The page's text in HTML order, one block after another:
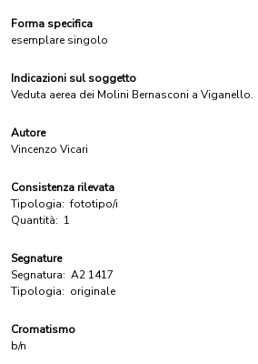
Forma specifica
esemplare singolo
Indicazioni sul soggetto
Veduta aerea dei Molini Bernasconi a Viganello.
Autore
Vincenzo Vicari
Consistenza rilevata
Tipologia: fototipo/i
Quantità: 1
Segnature
Segnatura: A2 1417
Tipologia: originale
Cromatismo
b/n